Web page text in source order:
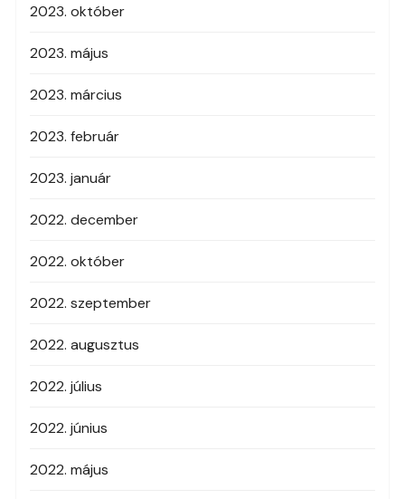
2023. október
2023. május
2023. március
2023. február
2023. január
2022. december
2022. október
2022. szeptember
2022. augusztus
2022. július
2022. június
2022. május